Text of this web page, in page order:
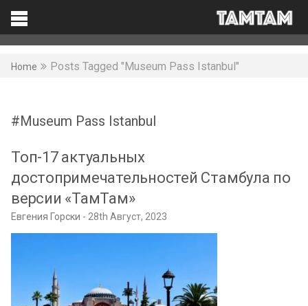
Facebook
Home Posts Tagged "Museum Pass Istanbul"
Museum Pass Istanbul
Топ-17 актуальных
достопримечательностей Стамбула по
версии «ТамТам»
Евгения Горски 28th Август, 2023